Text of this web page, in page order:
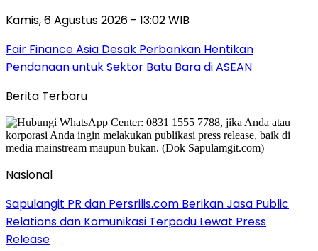
Kamis, 6 Agustus 2026 - 13:02 WIB
Fair Finance Asia Desak Perbankan Hentikan
Pendanaan untuk Sektor Batu Bara di ASEAN
Berita Terbaru
Nasional
Sapulangit PR dan Persrilis.com Berikan Jasa Public
Relations dan Komunikasi Terpadu Lewat Press
Release